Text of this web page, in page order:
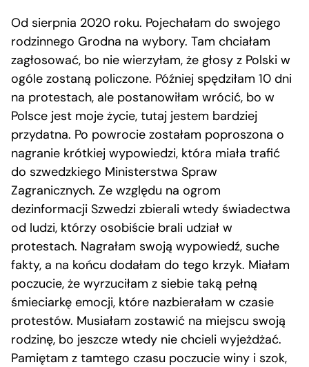
Od sierpnia 2020 roku. Pojechałam do swojego
rodzinnego Grodna na wybory. Tam chciałam
zagłosować, bo nie wierzyłam, że głosy z Polski w
ogóle zostaną policzone. Później spędziłam 10 dni
na protestach, ale postanowiłam wrócić, bo w
Polsce jest moje życie, tutaj jestem bardziej
przydatna. Po powrocie zostałam poproszona o
nagranie krótkiej wypowiedzi, która miała trafić
do szwedzkiego Ministerstwa Spraw
Zagranicznych. Ze względu na ogrom
dezinformacji Szwedzi zbierali wtedy świadectwa
od ludzi, którzy osobiście brali udział w
protestach. Nagrałam swoją wypowiedź, suche
fakty, a na końcu dodałam do tego krzyk. Miałam
poczucie, że wyrzuciłam z siebie taką pełną
śmieciarkę emocji, które nazbierałam w czasie
protestów. Musiałam zostawić na miejscu swoją
rodzinę, bo jeszcze wtedy nie chcieli wyjeżdżać.
Pamiętam z tamtego czasu poczucie winy i szok,